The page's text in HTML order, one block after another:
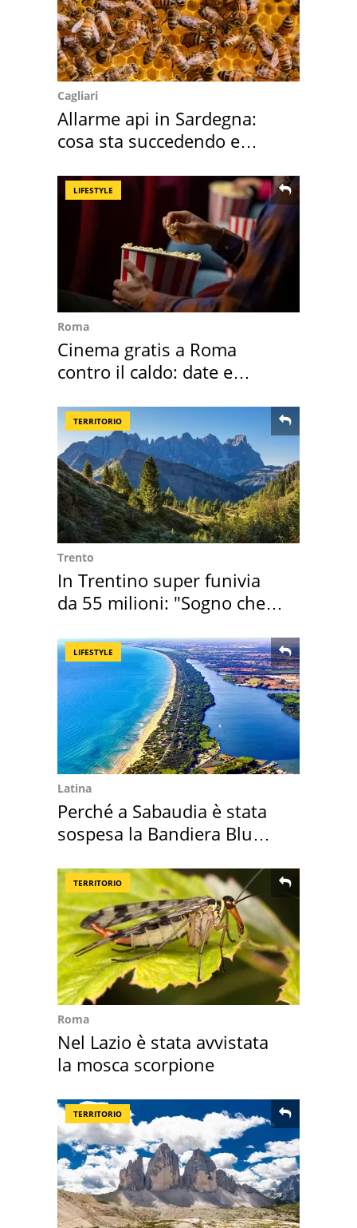
Cagliari
Allarme api in Sardegna:
cosa sta succedendo e
LIFESTYLE
Roma
Cinema gratis a Roma
contro il caldo: date e
TERRITORIO
Trento
In Trentino super funivia
da 55 milioni: "Sogno che si
LIFESTYLE
Latina
Perché a Sabaudia è stata
sospesa la Bandiera Blu
TERRITORIO
Roma
Nel Lazio è stata avvistata
la mosca scorpione
TERRITORIO